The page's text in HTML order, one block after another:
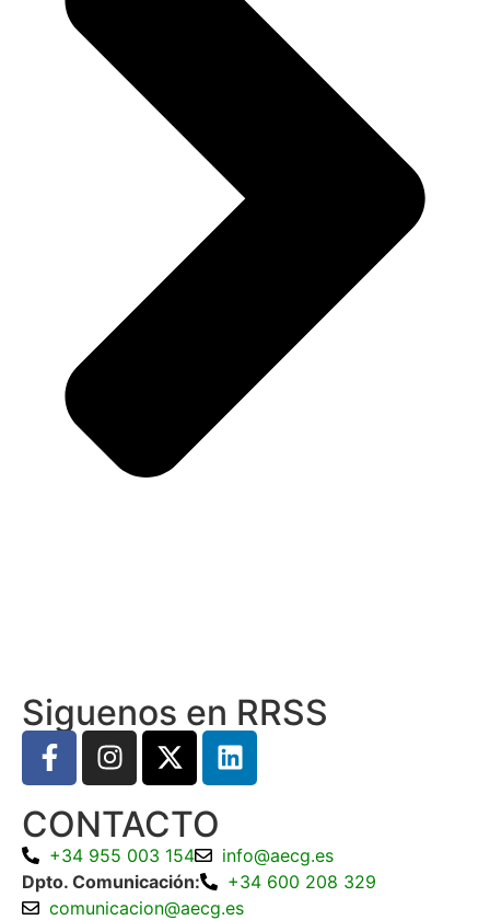
Siguenos en RRSS
CONTACTO
+34 955 003 154
info@aecg.es
Dpto. Comunicación:
+34 600 208 329
comunicacion@aecg.es